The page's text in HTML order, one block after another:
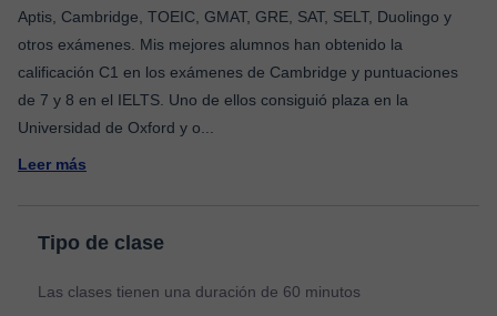
Aptis, Cambridge, TOEIC, GMAT, GRE, SAT, SELT, Duolingo y
otros exámenes. Mis mejores alumnos han obtenido la
calificación C1 en los exámenes de Cambridge y puntuaciones
de 7 y 8 en el IELTS. Uno de ellos consiguió plaza en la
Universidad de Oxford y o
Leer más
Tipo de clase
Las clases tienen una duración de 60 minutos